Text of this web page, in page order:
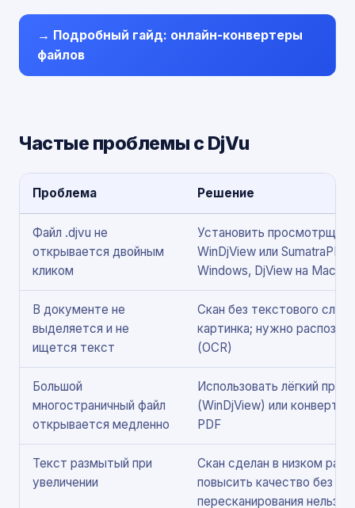
→ Подробный гайд: онлайн-конвертеры
файлов
Частые проблемы с DjVu
Проблема Решение
Файл .djvu не
открывается двойным
кликом
Установить
WinDjView или SumatraPDF
Windows, DjView на Mac
В документе не
выделяется и не
ищется текст
Скан без текстового
картинка; нужно
(OCR)
Большой
многостраничный файл
открывается медленно
Использовать лёгкий
(WinDjView) или
PDF
Текст размытый при
увеличении
Скан сделан в низком
повысить качество без
пересканирования нельзя